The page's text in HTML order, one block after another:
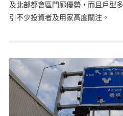
及北部都會區門廊優勢，而且戶型
引不少投資者及用家高度關注。